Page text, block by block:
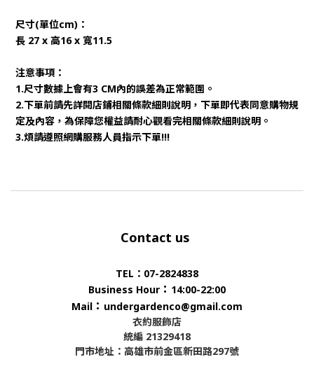
尺寸(單位cm)：
長 27 x 高16 x 寬11.5
注意事項：
1.尺寸數據上會有3 CM內的誤差為正常範圍。
2.下單前請先詳閱店鋪相關條款細則說明，下單即代表同意購物規
定及內容，為保障您權益請耐心觀看完相關條款細則說明。
3.煩請遵照網購服務人員指示下單!!!
Contact us
TEL：07-2824838
Business Hour ： 14:00-22:00
Mail ： undergardenco@gmail.com
衣約服飾店
統編 21329418
門市地址：高雄市前金區新田路297號